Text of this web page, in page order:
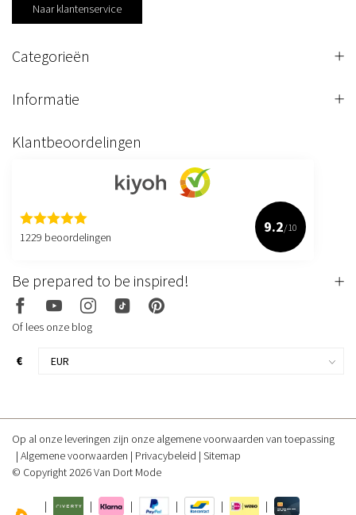
Naar klantenservice
Categorieën
Informatie
Klantbeoordelingen
1229 beoordelingen
9.2/10
Be prepared to be inspired!
Of lees onze blog
€
Op al onze leveringen zijn onze algemene voorwaarden van toepassing
Algemene voorwaarden
Privacybeleid Sitemap
© Copyright 2026 Van Dort Mode